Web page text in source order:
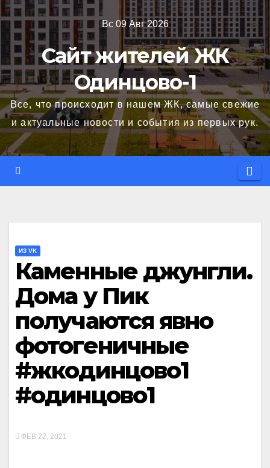
Перейти
содержимому
Вс 09 Авг 2026
Сайт жителей ЖК
Одинцово-1
Все, что происходит в нашем ЖК, самые свежие
и актуальные новости и события из первых рук.
ИЗ VK
Каменные джунгли.
Дома у Пик
получаются явно
фотогеничные
#жкодинцово1
#одинцово1
ФЕВ 22, 2021